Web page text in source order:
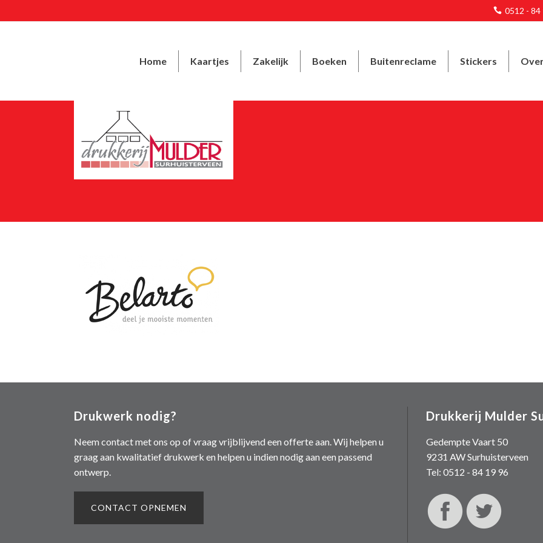
0512 -
Home Kaartjes Zakelijk Boeken Buitenreclame Stickers
BELARTO_LOGO
Drukwerk nodig?
Neem contact met ons op of vraag vrijblijvend een offerte aan. Wij helpen u
graag aan kwalitatief drukwerk en helpen u indien nodig aan een passend
ontwerp.
CONTACT OPNEMEN
Drukkerij Mulder
Gedempte Vaart 50
9231 AW Surhuisterveen
Tel: 0512 - 84 19 96